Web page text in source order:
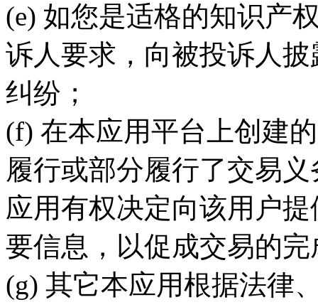
(e) 如您是适格的知识产
诉人要求，向被投诉人
纠纷；
(f) 在本应用平台上创建
履行或部分履行了交易
应用有权决定向该用户
要信息，以促成交易的
(g) 其它本应用根据法律